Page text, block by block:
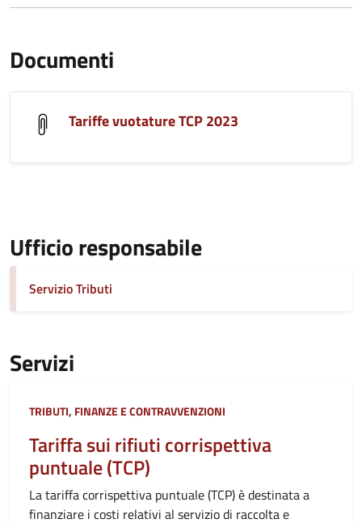
Documenti
Tariffe vuotature TCP 2023
Ufficio responsabile
Servizio Tributi
Servizi
Categoria:
TRIBUTI, FINANZE E CONTRAVVENZIONI
Tariffa sui rifiuti corrispettiva
puntuale (TCP)
La tariffa corrispettiva puntuale (TCP) è destinata a
finanziare i costi relativi al servizio di raccolta e